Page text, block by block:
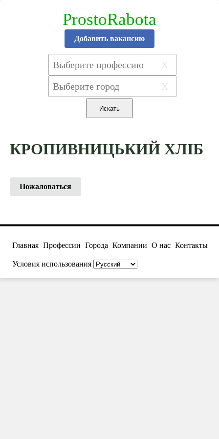
ProstoRabota
Добавить вакансию
X
X
КРОПИВНИЦЬКИЙ ХЛІБ
Пожаловаться
Главная Профессии Города Компании О нас Контакты
Условия использования